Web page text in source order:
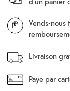
Vends-nous
Livraison
Paye par